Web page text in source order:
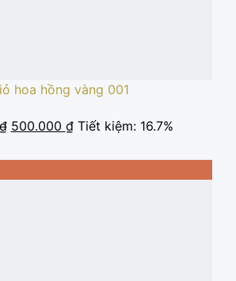
hoa hồng vàng 001
Giá
là:
600.000 ₫.
500.000 ₫Giá
tại
là:
Tiết kiệm: 16.7%